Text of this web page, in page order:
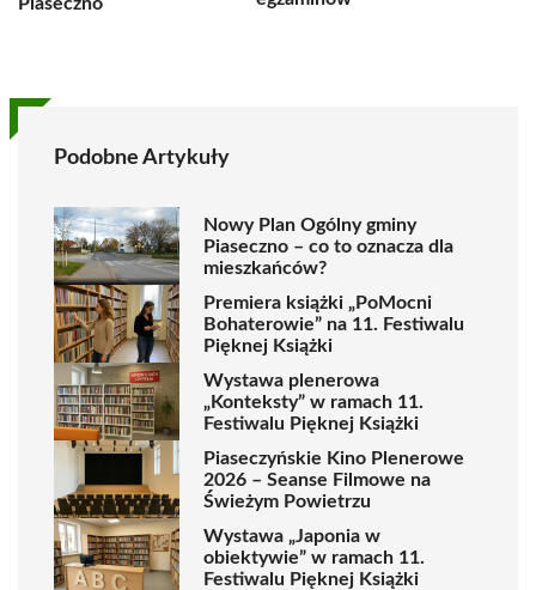
Podobne Artykuły
Nowy Plan Ogólny gminy
Piaseczno – co to oznacza dla
mieszkańców?
Premiera książki „PoMocni
Bohaterowie” na 11. Festiwalu
Pięknej Książki
Wystawa plenerowa
„Konteksty” w ramach 11.
Festiwalu Pięknej Książki
Piaseczyńskie Kino Plenerowe
2026 – Seanse Filmowe na
Świeżym Powietrzu
Wystawa „Japonia w
obiektywie” w ramach 11.
Festiwalu Pięknej Książki